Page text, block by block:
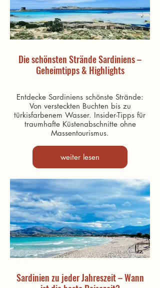
Die schönsten Strände Sardiniens –
Geheimtipps & Highlights
Entdecke Sardiniens schönste Strände:
Von versteckten Buchten bis zu
türkisfarbenem Wasser. Insider-Tipps für
traumhafte Küstenabschnitte ohne
Massentourismus.
weiter lesen
Sardinien zu jeder Jahreszeit – Wann